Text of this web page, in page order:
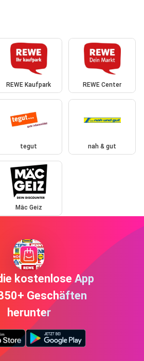
REWE Kaufpark REWE Center
tegut nah & gut
Mäc Geiz
kostenlose App
Geschäften
herunter